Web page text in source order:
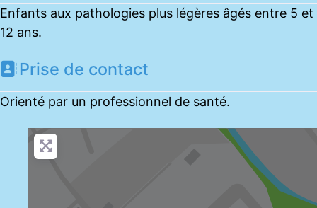
Enfants aux pathologies plus légères âgés entre 5 et
12 ans.
Prise de contact
Orienté par un professionnel de santé.